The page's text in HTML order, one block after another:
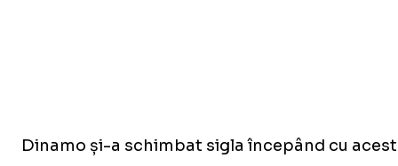
Dinamo și-a schimbat sigla începând cu